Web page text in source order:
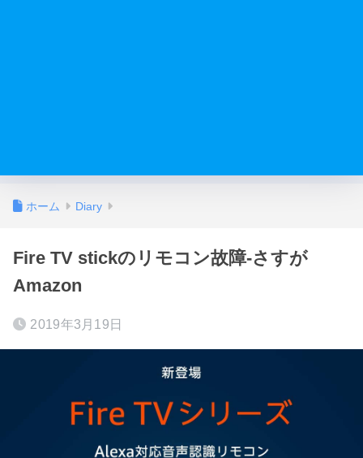
ホーム Diary
Fire TV stickのリモコン故障-さすが
Amazon
2019年3月19日